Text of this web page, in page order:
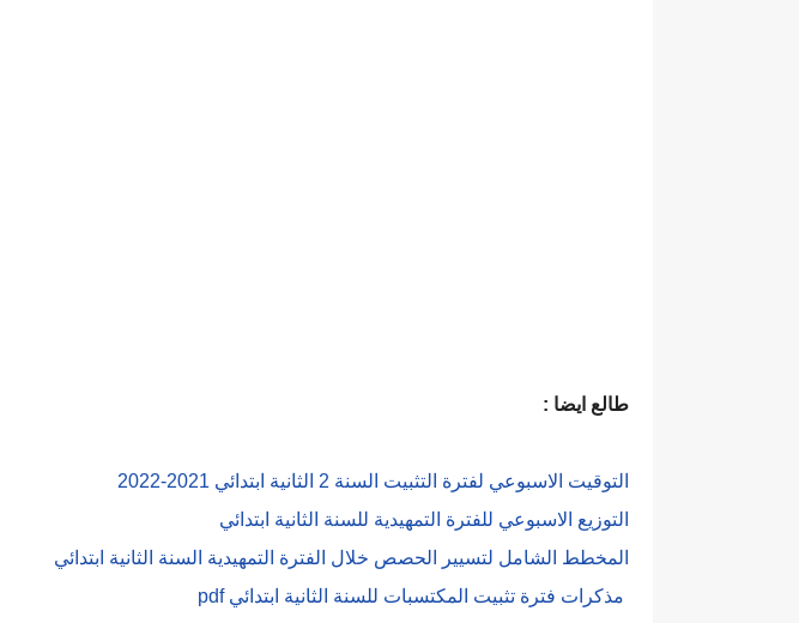
طالع ايضا :
التوقيت الاسبوعي لفترة التثبيت السنة 2 الثانية ابتدائي 2021-2022
التوزيع الاسبوعي للفترة التمهيدية للسنة الثانية ابتدائي
المخطط الشامل لتسيير الحصص خلال الفترة التمهيدية السنة الثانية ابتدائي
مذكرات فترة تثبيت المكتسبات للسنة الثانية ابتدائي pdf